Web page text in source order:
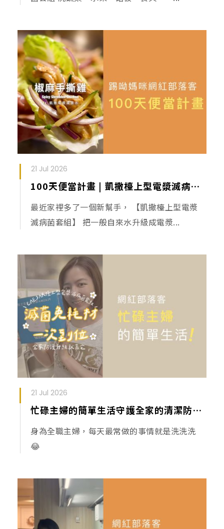
21 Jul 2026
100天便當計畫 | 凱撒檯上型電漿滅病菌套組
最近家裡多了一個新幫手， 【凱撒檯上型電漿
滅病菌套組】 把一般自來水升級成電漿...
21 Jul 2026
忙碌主婦的簡單生活守護全家的清潔防線｜CAESAR 凱撒檯上型電漿滅病菌套組
身為全職主婦，每天最常做的事情就是洗洗洗
😂